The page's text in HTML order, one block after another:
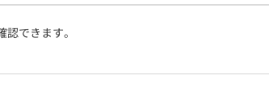
できます。